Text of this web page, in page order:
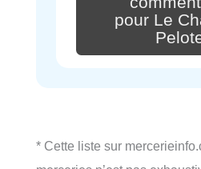
pour Le
* Cette liste sur